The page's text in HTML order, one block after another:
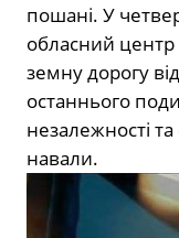
пошані. У
обласний
земну дорогу
останнього
незалежності та
навали.